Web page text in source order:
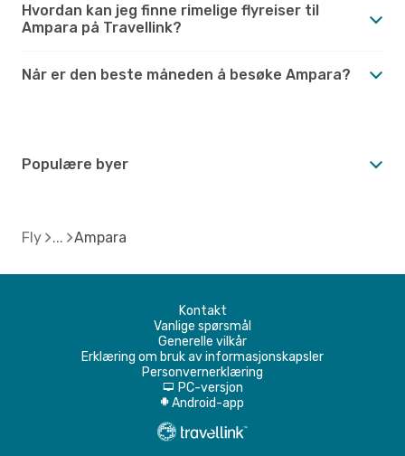
Hvordan kan jeg finne rimelige flyreiser til
Ampara på Travellink?
Når er den beste måneden å besøke Ampara?
Populære byer
Fly Ampara
Kontakt
Vanlige spørsmål
Generelle vilkår
Erklæring om bruk av informasjonskapsler
Personvernerklæring
d PC-versjon
A Android-app